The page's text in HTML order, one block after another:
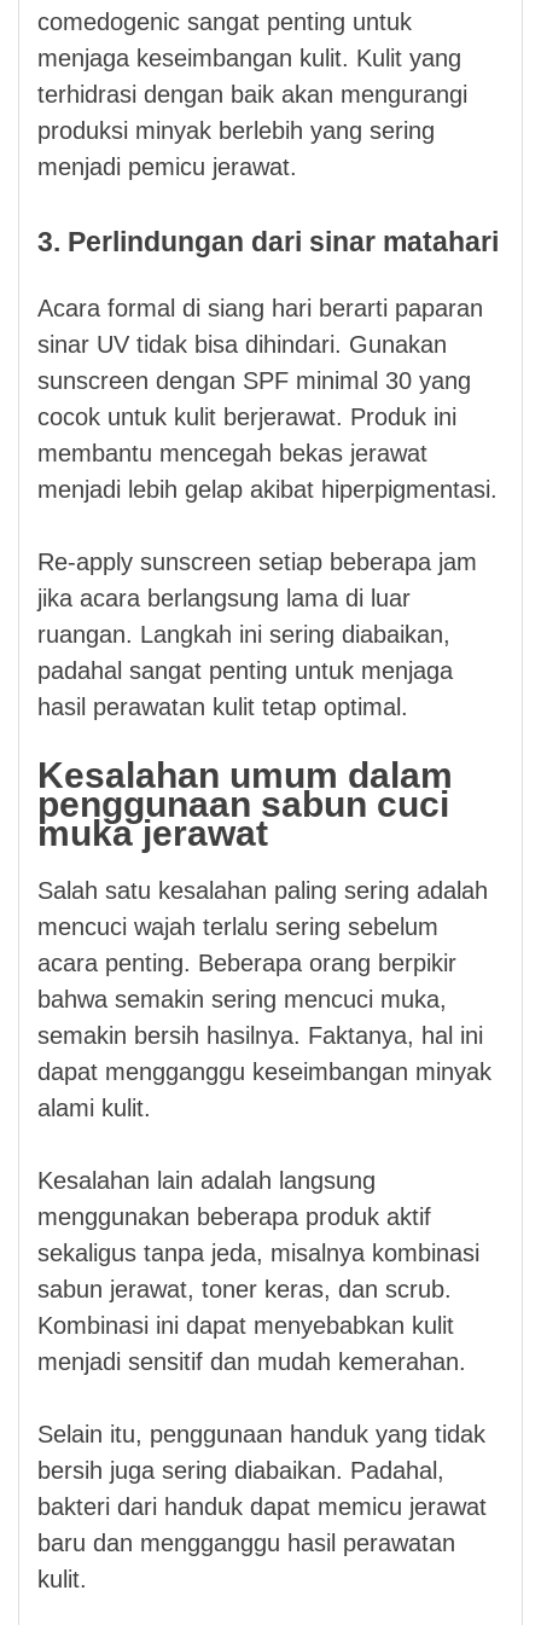
comedogenic sangat penting untuk
menjaga keseimbangan kulit. Kulit yang
terhidrasi dengan baik akan mengurangi
produksi minyak berlebih yang sering
menjadi pemicu jerawat.
3. Perlindungan dari sinar matahari
Acara formal di siang hari berarti paparan
sinar UV tidak bisa dihindari. Gunakan
sunscreen dengan SPF minimal 30 yang
cocok untuk kulit berjerawat. Produk ini
membantu mencegah bekas jerawat
menjadi lebih gelap akibat hiperpigmentasi.
Re-apply sunscreen setiap beberapa jam
jika acara berlangsung lama di luar
ruangan. Langkah ini sering diabaikan,
padahal sangat penting untuk menjaga
hasil perawatan kulit tetap optimal.
Kesalahan umum dalam
penggunaan sabun cuci
muka jerawat
Salah satu kesalahan paling sering adalah
mencuci wajah terlalu sering sebelum
acara penting. Beberapa orang berpikir
bahwa semakin sering mencuci muka,
semakin bersih hasilnya. Faktanya, hal ini
dapat mengganggu keseimbangan minyak
alami kulit.
Kesalahan lain adalah langsung
menggunakan beberapa produk aktif
sekaligus tanpa jeda, misalnya kombinasi
sabun jerawat, toner keras, dan scrub.
Kombinasi ini dapat menyebabkan kulit
menjadi sensitif dan mudah kemerahan.
Selain itu, penggunaan handuk yang tidak
bersih juga sering diabaikan. Padahal,
bakteri dari handuk dapat memicu jerawat
baru dan mengganggu hasil perawatan
kulit.